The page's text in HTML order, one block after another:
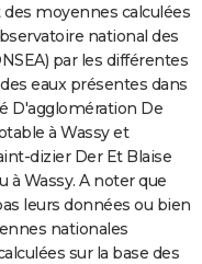
moyennes calculées
national des
par les différentes
eaux présentes dans
D'agglomération De
à Wassy et
dizier Der Et Blaise
à Wassy. A noter que
leurs données ou bien
nationales
sur la base des